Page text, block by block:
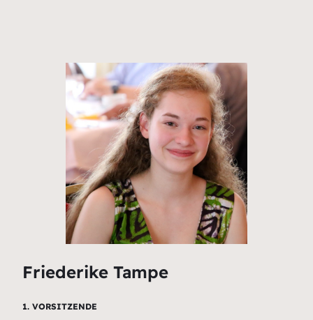
Friederike Tampe
1. VORSITZENDE